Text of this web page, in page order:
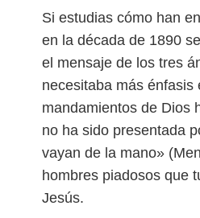
Si estudias cómo han
en la década de 1890
el mensaje de los tres
necesitaba más énfasis
mandamientos de Dios
no ha sido presentada
vayan de la mano»
hombres piadosos que
Jesús.